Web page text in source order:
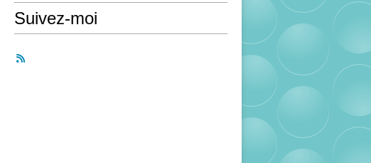
Suivez-moi